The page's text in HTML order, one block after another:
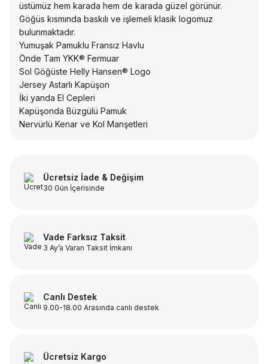
üstümüz hem karada hem de karada güzel görünür.
Göğüs kısmında baskılı ve işlemeli klasik logomuz
bulunmaktadır.
Yumuşak Pamuklu Fransız Havlu
Önde Tam YKK® Fermuar
Sol Göğüste Helly Hansen® Logo
Jersey Astarlı Kapüşon
İki yanda El Cepleri
Kapüşonda Büzgülü Pamuk
Nervürlü Kenar ve Kol Manşetleri
Ücretsiz İade & Değişim
30 Gün İçerisinde
Vade Farksız Taksit
3 Ay’a Varan Taksit İmkanı
Canlı Destek
9.00-18.00 Arasında canlı destek
Ücretsiz Kargo